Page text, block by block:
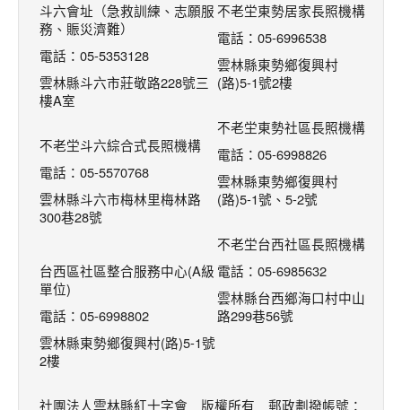
斗六會址（急救訓練、志願服
務、賑災濟難）
電話：05-5353128
雲林縣斗六市莊敬路228號三
樓A室
不老坣斗六綜合式長照機構
電話：05-5570768
雲林縣斗六市梅林里梅林路
300巷28號
台西區社區整合服務中心(A級
單位)
電話：05-6998802
雲林縣東勢鄉復興村(路)5-1號
2樓
不老坣東勢居家長照機構
電話：05-6996538
雲林縣東勢鄉復興村
(路)5-1號2樓
不老坣東勢社區長照機構
電話：05-6998826
雲林縣東勢鄉復興村
(路)5-1號、5-2號
不老坣台西社區長照機構
電話：05-6985632
雲林縣台西鄉海口村中山
路299巷56號
社團法人雲林縣紅十字會 版權所有 郵政劃撥帳號：